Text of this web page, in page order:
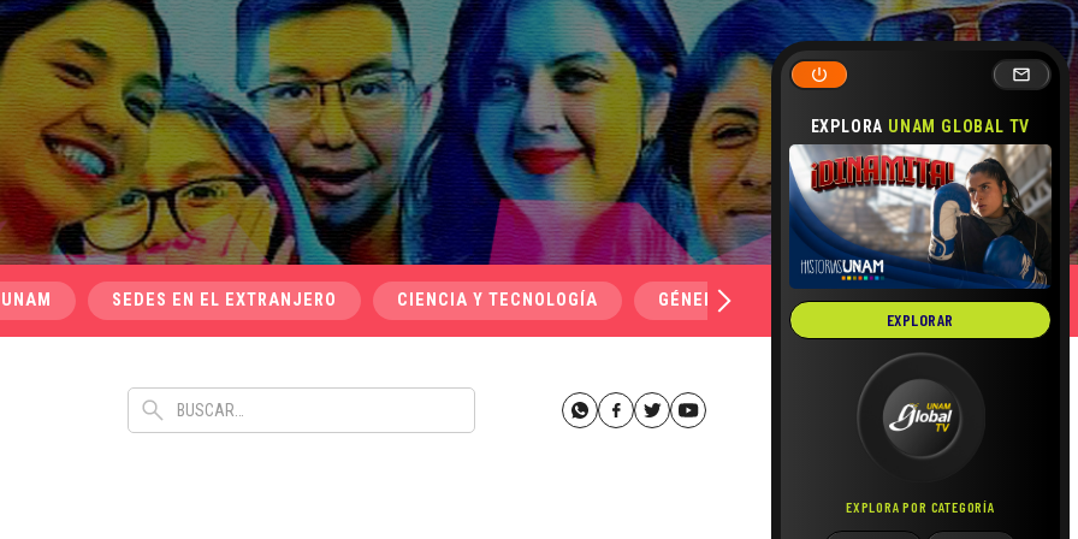
EXPLORA UNAM GLOBAL TV
EXPLORAR
EXPLORA POR CATEGORÍA
SEDES EN EL EXTRANJERO CIENCIA Y TECNOLOGÍA GÉNERO Y SEXUALIDAD SALUD